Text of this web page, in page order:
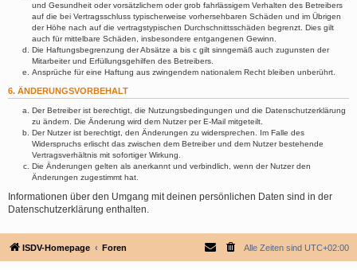
und Gesundheit oder vorsätzlichem oder grob fahrlässigem Verhalten des Betreibers
auf die bei Vertragsschluss typischerweise vorhersehbaren Schäden und im Übrigen
der Höhe nach auf die vertragstypischen Durchschnittsschäden begrenzt. Dies gilt
auch für mittelbare Schäden, insbesondere entgangenen Gewinn.
Die Haftungsbegrenzung der Absätze a bis c gilt sinngemäß auch zugunsten der
Mitarbeiter und Erfüllungsgehilfen des Betreibers.
Ansprüche für eine Haftung aus zwingendem nationalem Recht bleiben unberührt.
6. ÄNDERUNGSVORBEHALT
Der Betreiber ist berechtigt, die Nutzungsbedingungen und die Datenschutzerklärung
zu ändern. Die Änderung wird dem Nutzer per E-Mail mitgeteilt.
Der Nutzer ist berechtigt, den Änderungen zu widersprechen. Im Falle des
Widerspruchs erlischt das zwischen dem Betreiber und dem Nutzer bestehende
Vertragsverhältnis mit sofortiger Wirkung.
Die Änderungen gelten als anerkannt und verbindlich, wenn der Nutzer den
Änderungen zugestimmt hat.
Informationen über den Umgang mit deinen persönlichen Daten sind in der
Datenschutzerklärung enthalten.
ISDV-Homepage Foren Alle Zeiten sind UTC+02:00